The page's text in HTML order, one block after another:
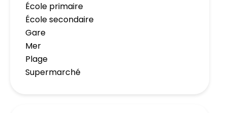
École primaire
École secondaire
Gare
Mer
Plage
Supermarché